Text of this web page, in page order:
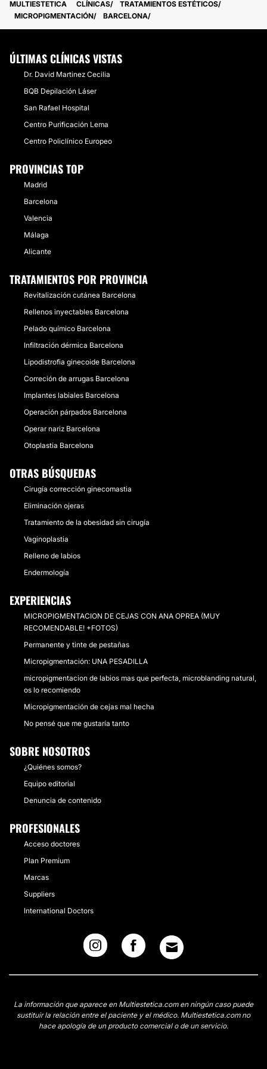
MULTIESTETICA CLÍNICAS
TRATAMIENTOS ESTÉTICOS
MICROPIGMENTACIÓN
BARCELONA
ÚLTIMAS CLÍNICAS VISTAS
Dr. David Martinez Cecilia
BQB Depilación Láser
San Rafael Hospital
Centro Purificación Lema
Centro Policlínico Europeo
PROVINCIAS TOP
Madrid
Barcelona
Valencia
Málaga
Alicante
TRATAMIENTOS POR PROVINCIA
Revitalización cutánea Barcelona
Rellenos inyectables Barcelona
Pelado químico Barcelona
Infiltración dérmica Barcelona
Lipodistrofia ginecoide Barcelona
Correción de arrugas Barcelona
Implantes labiales Barcelona
Operación párpados Barcelona
Operar nariz Barcelona
Otoplastia Barcelona
OTRAS BÚSQUEDAS
Cirugía corrección ginecomastia
Eliminación ojeras
Tratamiento de la obesidad sin cirugía
Vaginoplastia
Relleno de labios
Endermología
EXPERIENCIAS
MICROPIGMENTACION DE CEJAS CON ANA OPREA (MUY
RECOMENDABLE! +FOTOS)
Permanente y tinte de pestañas
Micropigmentación: UNA PESADILLA
micropigmentacion de labios mas que perfecta, microblanding natural,
os lo recomiendo
Micropigmentación de cejas mal hecha
No pensé que me gustaría tanto
SOBRE NOSOTROS
¿Quiénes somos?
Equipo editorial
Denuncia de contenido
PROFESIONALES
Acceso doctores
Plan Premium
Marcas
Suppliers
International Doctors
La información que aparece en Multiestetica.com en ningún caso puede
sustituir la relación entre el paciente y el médico. Multiestetica.com no
hace apología de un producto comercial o de un servicio.